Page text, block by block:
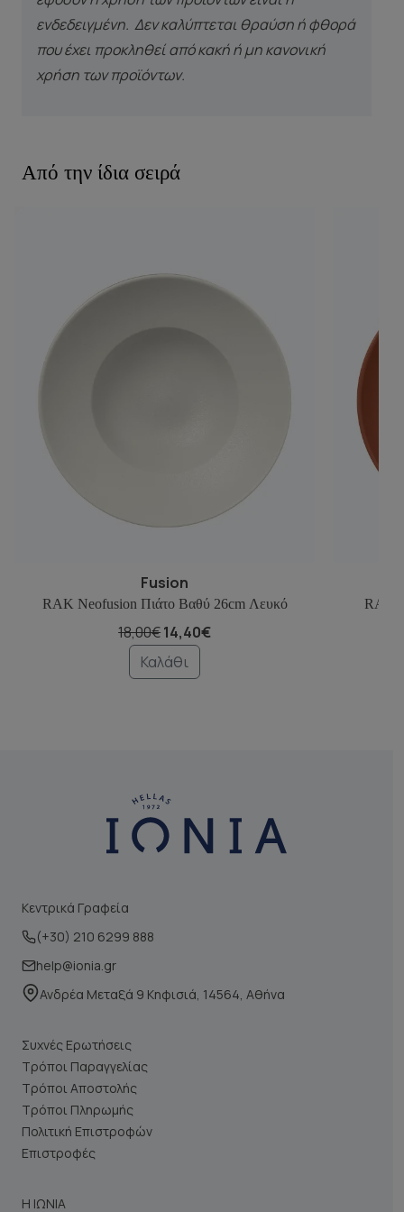
ενδεδειγμένη. Δεν καλύπτεται θραύση ή φθορά
που έχει προκληθεί από κακή ή μη κανονική
χρήση των προϊόντων.
Από την ίδια σειρά
Fusion
RAK Neofusion Πιάτο Βαθύ 26cm Λευκό
18,00€14,40€
Καλάθι
RAK
Κεντρικά Γραφεία
(+30) 210 6299 888
help@ionia.gr
Ανδρέα Μεταξά 9 Κηφισιά, 14564, Αθήνα
Συχνές Ερωτήσεις
Τρόποι Παραγγελίας
Τρόποι Αποστολής
Τρόποι Πληρωμής
Πολιτική Επιστροφών
Επιστροφές
Η ΙΩΝΙΑ